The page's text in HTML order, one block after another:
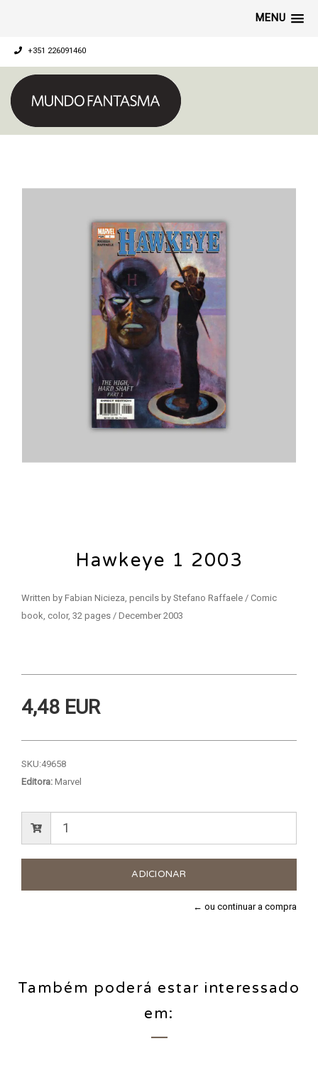
MENU
+351 226091460
Hawkeye 1 2003
Written by Fabian Nicieza, pencils by Stefano Raffaele / Comic
book, color, 32 pages / December 2003
4,48 EUR
SKU:49658
Editora: Marvel
← ou continuar a compra
Também poderá estar interessado
em: